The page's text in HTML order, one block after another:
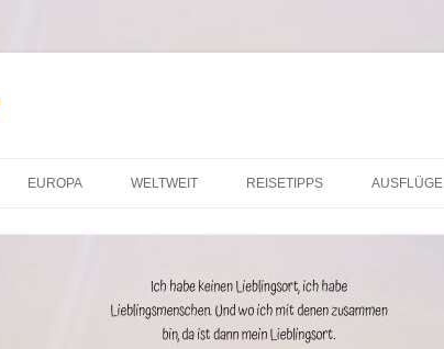
EUROPA WELTWEIT REISETIPPS AUSFLÜGE